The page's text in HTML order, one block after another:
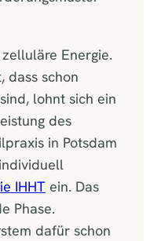
Energie.
dass schon
lohnt sich ein
des
in Potsdam
IHHT ein. Das
Phase.
dafür schon